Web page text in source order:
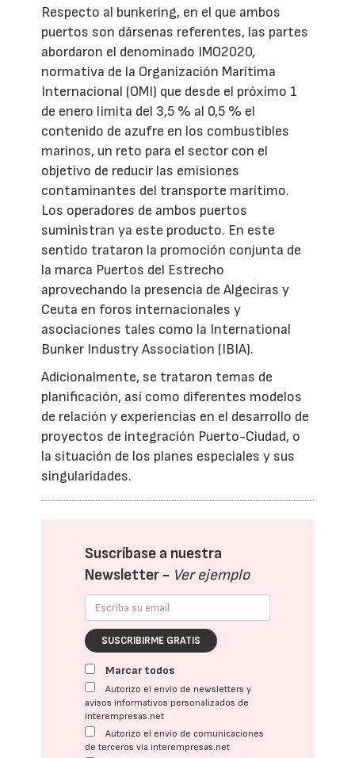
Respecto al bunkering, en el que ambos
puertos son dársenas referentes, las partes
abordaron el denominado IMO2020,
normativa de la Organización Marítima
Internacional (OMI) que desde el próximo 1
de enero limita del 3,5 % al 0,5 % el
contenido de azufre en los combustibles
marinos, un reto para el sector con el
objetivo de reducir las emisiones
contaminantes del transporte marítimo.
Los operadores de ambos puertos
suministran ya este producto. En este
sentido trataron la promoción conjunta de
la marca Puertos del Estrecho
aprovechando la presencia de Algeciras y
Ceuta en foros internacionales y
asociaciones tales como la International
Bunker Industry Association (IBIA).
Adicionalmente, se trataron temas de
planificación, así como diferentes modelos
de relación y experiencias en el desarrollo de
proyectos de integración Puerto-Ciudad, o
la situación de los planes especiales y sus
singularidades.
Suscríbase a nuestra
Newsletter - Ver ejemplo
SUSCRIBIRME GRATIS
Marcar todos
Autorizo el envío de newsletters y
avisos informativos personalizados de
interempresas.net
Autorizo el envío de comunicaciones
de terceros vía interempresas.net